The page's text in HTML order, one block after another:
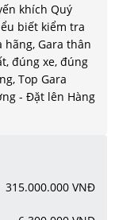
khích Quý
biết kiểm tra
Gara thân
đúng xe, đúng
Top Gara
- Đặt lên Hàng
315.000.000 VNĐ